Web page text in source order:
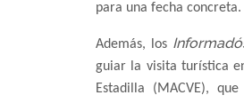
para una fecha concreta.
Además, los
guiar la visita turística
Estadilla (MACVE),